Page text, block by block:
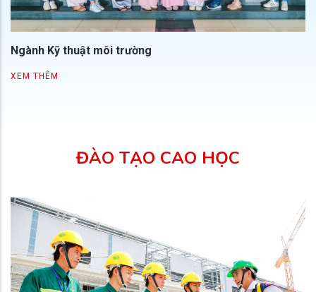
Ngành Kỹ thuật môi trường
XEM THÊM
ĐÀO TẠO CAO HỌC